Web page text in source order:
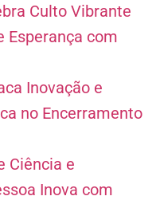
Culto Vibrante
Esperança com
Inovação e
no Encerramento
Ciência e
Inova com